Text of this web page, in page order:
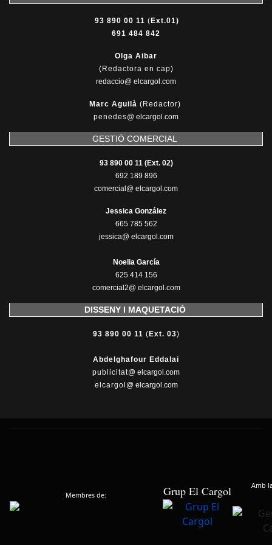
93 890 00 11 ( Ext.01)
691 484 842
Olga Aibar
(Redactora en cap)
redaccio@ elcargol.com
Marc Aguilà (Redactor)
penedes@ elcargol.com
GESTIÓ COMERCIAL
93 890 00 11 (Ext. 02)
692 189 896
comercial@ elcargol.com
Jessica González
665 785 562
jessica@ elcargol.com
Noelia García
625 414 156
comercial2@ elcargol.com
DISSENY I MAQUETACIÓ
93 890 00 11 ( Ext. 03)
Abdelghafour Eddalai
publicitat@ elcargol.com
elcargol @ elcargol.com
Membres de: Grup El Cargol Amb